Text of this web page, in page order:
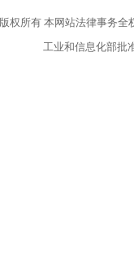
版权所有本网站法律事务全
工业和信息化部批